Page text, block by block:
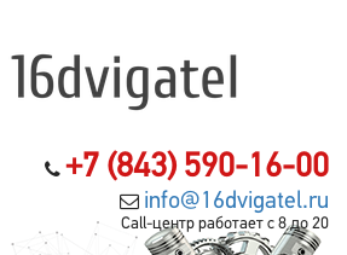
+7 (843) 590-16-00
info@16dvigatel.ru
Call-центр работает с 8 до 20